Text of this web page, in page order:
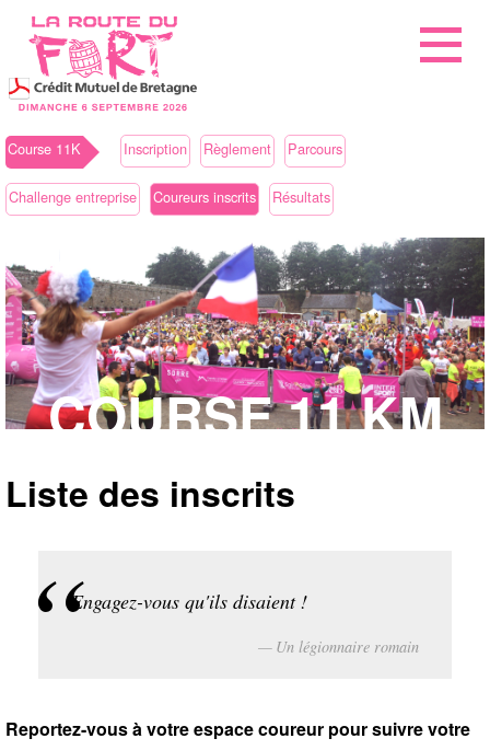
Course 11K Inscription Règlement Parcours
Challenge entreprise Coureurs inscrits Résultats
COURSE 11 KM
Liste des inscrits
Engagez-vous qu'ils disaient !
Un légionnaire romain
Reportez-vous à votre espace coureur pour suivre votre